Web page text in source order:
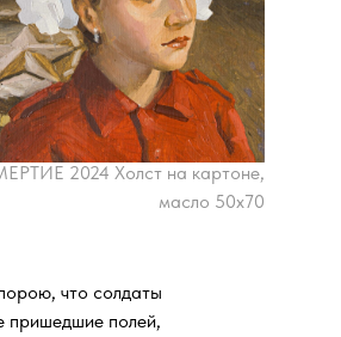
что солдаты
пришедшие полей,
2024 Холст на картоне,
масло 50х70